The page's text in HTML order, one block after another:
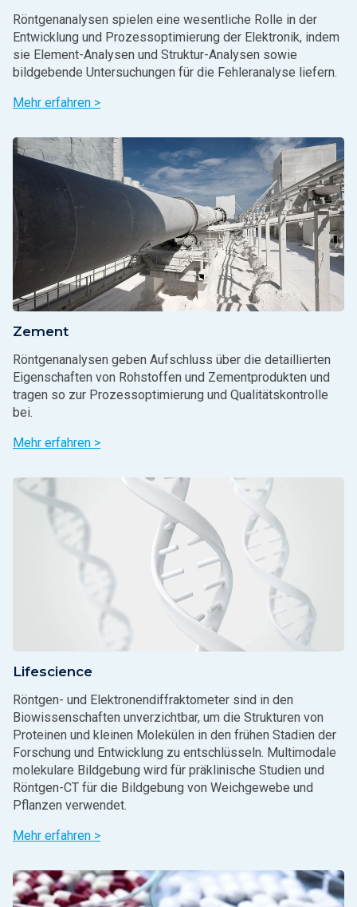
Röntgenanalysen spielen eine wesentliche Rolle in der
Entwicklung und Prozessoptimierung der Elektronik, indem
sie Element-Analysen und Struktur-Analysen sowie
bildgebende Untersuchungen für die Fehleranalyse liefern.
Mehr erfahren >
Zement
Röntgenanalysen geben Aufschluss über die detaillierten
Eigenschaften von Rohstoffen und Zementprodukten und
tragen so zur Prozessoptimierung und Qualitätskontrolle
bei.
Mehr erfahren >
Lifescience
Röntgen- und Elektronendiffraktometer sind in den
Biowissenschaften unverzichtbar, um die Strukturen von
Proteinen und kleinen Molekülen in den frühen Stadien der
Forschung und Entwicklung zu entschlüsseln. Multimodale
molekulare Bildgebung wird für präklinische Studien und
Röntgen-CT für die Bildgebung von Weichgewebe und
Pflanzen verwendet.
Mehr erfahren >